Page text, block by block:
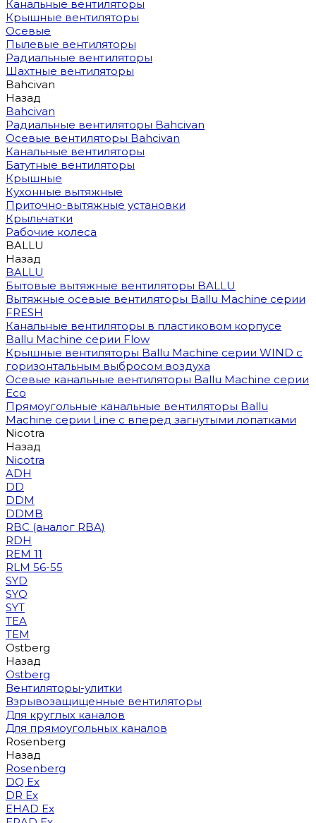
Канальные вентиляторы
Крышные вентиляторы
Осевые
Пылевые вентиляторы
Радиальные вентиляторы
Шахтные вентиляторы
Bahcivan
Назад
Bahcivan
Радиальные вентиляторы Bahcivan
Осевые вентиляторы Bahcivan
Канальные вентиляторы
Батутные вентиляторы
Крышные
Кухонные вытяжные
Приточно-вытяжные установки
Крыльчатки
Рабочие колеса
BALLU
Назад
BALLU
Бытовые вытяжные вентиляторы BALLU
Вытяжные осевые вентиляторы Ballu Machine серии
FRESH
Канальные вентиляторы в пластиковом корпусе
Ballu Machine серии Flow
Крышные вентиляторы Ballu Machine серии WIND с
горизонтальным выбросом воздуха
Осевые канальные вентиляторы Ballu Machine серии
Eco
Прямоугольные канальные вентиляторы Ballu
Machine серии Line с вперед загнутыми лопатками
Nicotra
Назад
Nicotra
ADH
DD
DDM
DDMB
RBC (аналог RBA)
RDH
REM 11
RLM 56-55
SYD
SYQ
SYT
TEA
TEM
Ostberg
Назад
Ostberg
Вентиляторы-улитки
Взрывозащищенные вентиляторы
Для круглых каналов
Для прямоугольных каналов
Rosenberg
Назад
Rosenberg
DQ Ex
DR Ex
EHAD Ex